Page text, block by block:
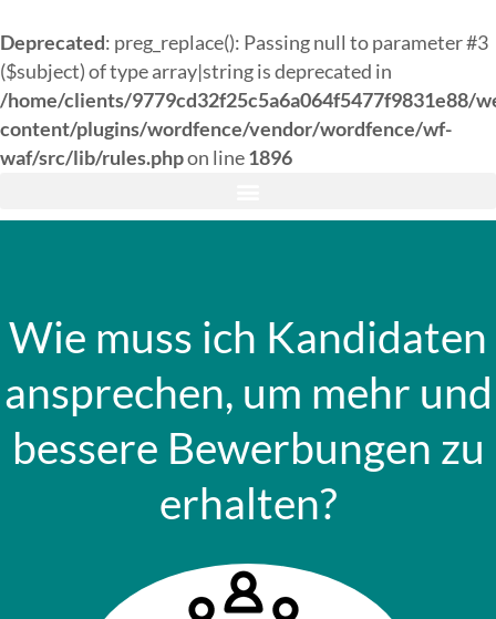
Deprecated: preg_replace(): Passing null to parameter #3
($subject) of type array|string is deprecated in
/home/clients/9779cd32f25c5a6a064f5477f9831e88/
content/plugins/wordfence/vendor/wordfence/wf-
waf/src/lib/rules.phpon line1896
Wie muss ich Kandidaten
ansprechen, um mehr und
bessere Bewerbungen zu
erhalten?